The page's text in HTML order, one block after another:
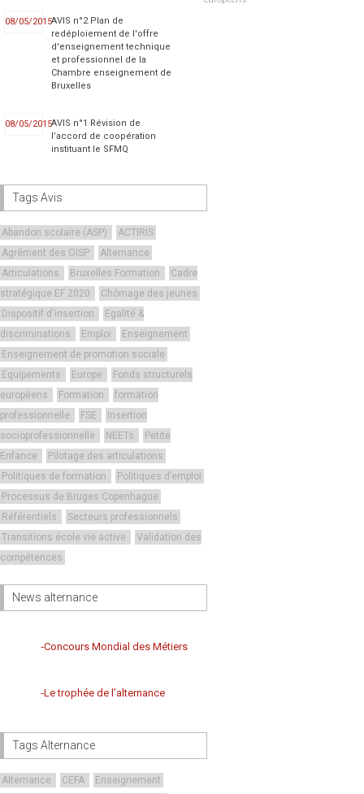
08/05/2015AVIS n°2 Plan de
redéploiement de l'offre
d'enseignement technique
et professionnel de la
Chambre enseignement de
Bruxelles
08/05/2015AVIS n°1 Révision de
l’accord de coopération
instituant le SFMQ
Tags Avis
Abandon scolaire (ASP)
ACTIRIS
Agrément des OISP
Alternance
Articulations
Bruxelles Formation
Cadre
stratégique EF 2020
Chômage des jeunes
Dispositif d'insertion
Egalité &
discriminations
Emploi
Enseignement
Enseignement de promotion sociale
Equipements
Europe
Fonds structurels
européens
Formation
formation
professionnelle
FSE
Insertion
socioprofessionnelle
NEETs
Petite
Enfance
Pilotage des articulations
Politiques de formation
Politiques d’emploi
Processus de Bruges Copenhague
Référentiels
Secteurs professionnels
Transitions école vie active
Validation des
compétences
News alternance
Concours Mondial des Métiers
Le trophée de l’alternance
Tags Alternance
Alternance CEFA
Enseignement